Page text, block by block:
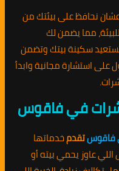
عشان نحافظ على بيئتك من
مما يضمن لك
تستعيد سكينة بيتك وتضمن
على استشارة مجانية وابدأ
في فاقوس
فاقوستقدمخدماتها
اللي عاوز يحمي بيته أو